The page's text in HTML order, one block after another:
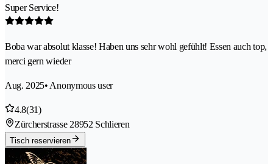
Super Service!
Boba war absolut klasse! Haben uns sehr wohl gefühlt! Essen auch top,
merci gern wieder
Aug. 2025• Anonymous user
4.8(31)
Zürcherstrasse 28952 Schlieren
Tisch reservieren